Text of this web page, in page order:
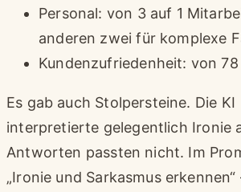
Personal: von 3 auf 1
anderen zwei für komplexe
Kundenzufriedenheit: von 78
Es gab auch Stolpersteine. Die KI
interpretierte gelegentlich Ironie
Antworten passten nicht. Im
„Ironie und Sarkasmus